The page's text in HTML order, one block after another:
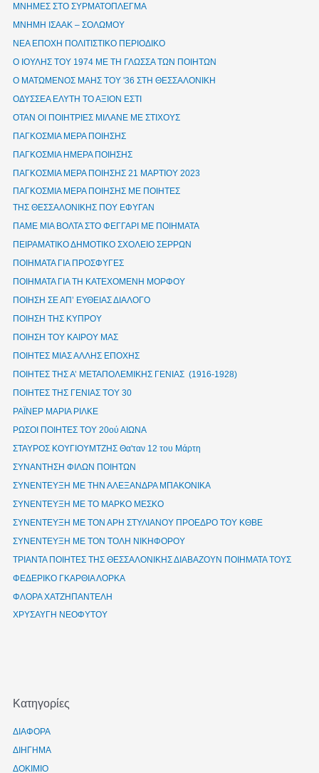
ΜΝΗΜΕΣ ΣΤΟ ΣΥΡΜΑΤΟΠΛΕΓΜΑ
ΜΝΗΜΗ ΙΣΑΑΚ – ΣΟΛΩΜΟΥ
ΝΕΑ ΕΠΟΧΗ ΠΟΛΙΤΙΣΤΙΚΟ ΠΕΡΙΟΔΙΚΟ
Ο ΙΟΥΛΗΣ ΤΟΥ 1974 ΜΕ ΤΗ ΓΛΩΣΣΑ ΤΩΝ ΠΟΙΗΤΩΝ
Ο ΜΑΤΩΜΕΝΟΣ ΜΑΗΣ ΤΟΥ '36 ΣΤΗ ΘΕΣΣΑΛΟΝΙΚΗ
ΟΔΥΣΣΕΑ ΕΛΥΤΗ ΤΟ ΑΞΙΟΝ ΕΣΤΙ
ΟΤΑΝ ΟΙ ΠΟΙΗΤΡΙΕΣ ΜΙΛΑΝΕ ΜΕ ΣΤΙΧΟΥΣ
ΠΑΓΚΟΣΜΙΑ ΜΕΡΑ ΠΟΙΗΣΗΣ
ΠΑΓΚΟΣΜΙΑ ΗΜΕΡΑ ΠΟΙΗΣΗΣ
ΠΑΓΚΟΣΜΙΑ ΜΕΡΑ ΠΟΙΗΣΗΣ 21 ΜΑΡΤΙΟΥ 2023
ΠΑΓΚΟΣΜΙΑ ΜΕΡΑ ΠΟΙΗΣΗΣ ΜΕ ΠΟΙΗΤΕΣ
ΤΗΣ ΘΕΣΣΑΛΟΝΙΚΗΣ ΠΟΥ ΕΦΥΓΑΝ
ΠΑΜΕ ΜΙΑ ΒΟΛΤΑ ΣΤΟ ΦΕΓΓΑΡΙ ΜΕ ΠΟΙΗΜΑΤΑ
ΠΕΙΡΑΜΑΤΙΚΟ ΔΗΜΟΤΙΚΟ ΣΧΟΛΕΙΟ ΣΕΡΡΩΝ
ΠΟΙΗΜΑΤΑ ΓΙΑ ΠΡΟΣΦΥΓΕΣ
ΠΟΙΗΜΑΤΑ ΓΙΑ ΤΗ ΚΑΤΕΧΟΜΕΝΗ ΜΟΡΦΟΥ
ΠΟΙΗΣΗ ΣΕ ΑΠ’ ΕΥΘΕΙΑΣ ΔΙΑΛΟΓΟ
ΠΟΙΗΣΗ ΤΗΣ ΚΥΠΡΟΥ
ΠΟΙΗΣΗ ΤΟΥ ΚΑΙΡΟΥ ΜΑΣ
ΠΟΙΗΤΕΣ ΜΙΑΣ ΑΛΛΗΣ ΕΠΟΧΗΣ
ΠΟΙΗΤΕΣ ΤΗΣ Α’ ΜΕΤΑΠΟΛΕΜΙΚΗΣ ΓΕΝΙΑΣ (1916-1928)
ΠΟΙΗΤΕΣ ΤΗΣ ΓΕΝΙΑΣ ΤΟΥ 30
ΡΑΪΝΕΡ ΜΑΡΙΑ ΡΙΛΚΕ
ΡΩΣΟΙ ΠΟΙΗΤΕΣ ΤΟΥ 20ού ΑΙΩΝΑ
ΣΤΑΥΡΟΣ ΚΟΥΓΙΟΥΜΤΖΗΣ Θα'ταν 12 του Μάρτη
ΣΥΝΑΝΤΗΣΗ ΦΙΛΩΝ ΠΟΙΗΤΩΝ
ΣΥΝΕΝΤΕΥΞΗ ΜΕ ΤΗΝ ΑΛΕΞΑΝΔΡΑ ΜΠΑΚΟΝΙΚΑ
ΣΥΝΕΝΤΕΥΞΗ ΜΕ ΤΟ ΜΑΡΚΟ ΜΕΣΚΟ
ΣΥΝΕΝΤΕΥΞΗ ΜΕ ΤΟΝ ΑΡΗ ΣΤΥΛΙΑΝΟΥ ΠΡΟΕΔΡΟ ΤΟΥ ΚΘΒΕ
ΣΥΝΕΝΤΕΥΞΗ ΜΕ ΤΟΝ ΤΟΛΗ ΝΙΚΗΦΟΡΟΥ
ΤΡΙΑΝΤΑ ΠΟΙΗΤΕΣ ΤΗΣ ΘΕΣΣΑΛΟΝΙΚΗΣ ΔΙΑΒΑΖΟΥΝ ΠΟΙΗΜΑΤΑ ΤΟΥΣ
ΦΕΔΕΡΙΚΟ ΓΚΑΡΘΙΑ ΛΟΡΚΑ
ΦΛΟΡΑ ΧΑΤΖΗΠΑΝΤΕΛΗ
ΧΡΥΣΑΥΓΗ ΝΕΟΦΥΤΟΥ
Kατηγορίες
ΔΙΑΦΟΡΑ
ΔΙΗΓΗΜΑ
ΔΟΚΙΜΙΟ